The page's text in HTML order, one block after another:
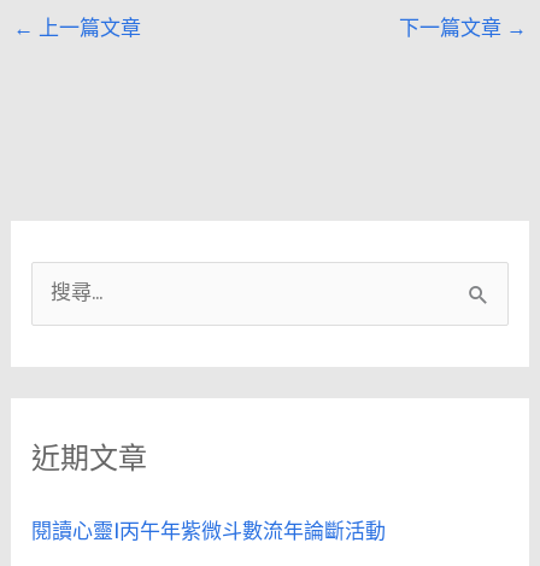
← 上一篇文章 下一篇文章 →
尋
關
字
近期文章
閱讀心靈|丙午年紫微斗數流年論斷活動